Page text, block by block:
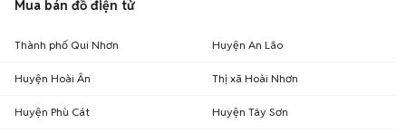
Mua bán đồ điện tử
Thành phố Qui Nhơn Huyện An Lão
Huyện Hoài Ân Thị xã Hoài Nhơn
Huyện Phù Cát Huyện Tây Sơn